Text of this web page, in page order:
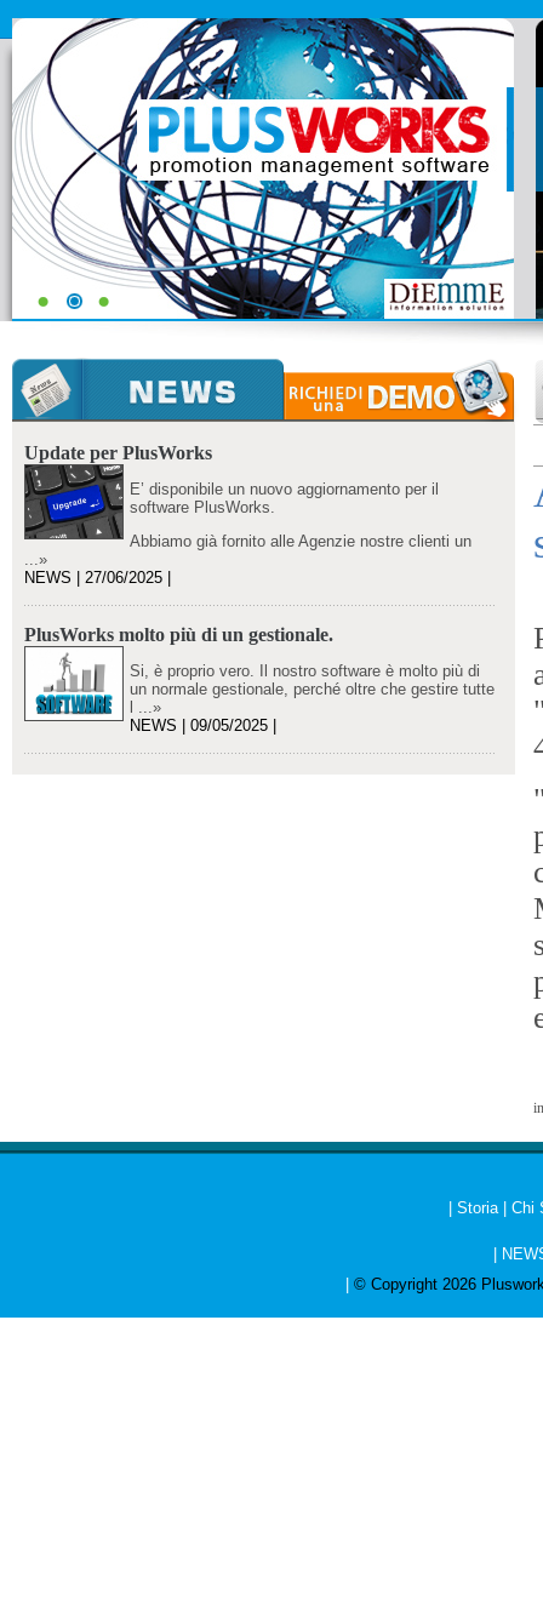
Update per PlusWorks
E’ disponibile un nuovo aggiornamento per il
software PlusWorks.
Abbiamo già fornito alle Agenzie nostre clienti un
...»
NEWS | 27/06/2025 |
PlusWorks molto più di un gestionale.
Si, è proprio vero. Il nostro software è molto più di
un normale gestionale, perché oltre che gestire tutte
l ...»
NEWS | 09/05/2025 |
Storia Chi
© Copyright 2026